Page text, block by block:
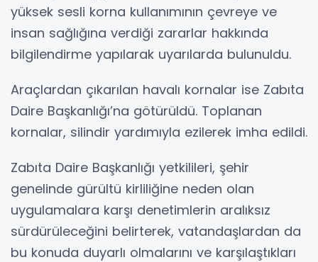
yüksek sesli korna kullanımının çevreye ve
insan sağlığına verdiği zararlar hakkında
bilgilendirme yapılarak uyarılarda bulunuldu.
Araçlardan çıkarılan havalı kornalar ise Zabıta
Daire Başkanlığı’na götürüldü. Toplanan
kornalar, silindir yardımıyla ezilerek imha edildi.
Zabıta Daire Başkanlığı yetkilileri, şehir
genelinde gürültü kirliliğine neden olan
uygulamalara karşı denetimlerin aralıksız
sürdürüleceğini belirterek, vatandaşlardan da
bu konuda duyarlı olmalarını ve karşılaştıkları